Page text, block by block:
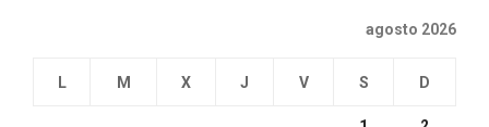
agosto 2026
L M X J V S D